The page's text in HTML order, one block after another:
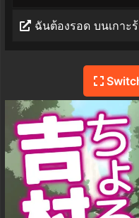
ฉันต้องรอด บนเกาะร้